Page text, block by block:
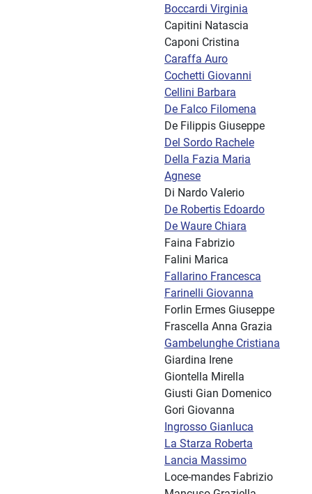
Boccardi Virginia
Capitini Natascia
Caponi Cristina
Caraffa Auro
Cochetti Giovanni
Cellini Barbara
De Falco Filomena
De Filippis Giuseppe
Del Sordo Rachele
Della Fazia Maria
Agnese
Di Nardo Valerio
De Robertis Edoardo
De Waure Chiara
Faina Fabrizio
Falini Marica
Fallarino Francesca
Farinelli Giovanna
Forlin Ermes Giuseppe
Frascella Anna Grazia
Gambelunghe Cristiana
Giardina Irene
Giontella Mirella
Giusti Gian Domenico
Gori Giovanna
Ingrosso Gianluca
La Starza Roberta
Lancia Massimo
Loce-mandes Fabrizio